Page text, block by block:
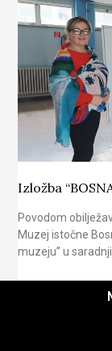
Izložba
Povodom
Muzej istočne
muzeju” u